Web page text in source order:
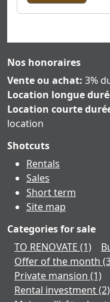
Nos honoraires
Vente ou achat: 3%
Location longue
Location courte
location
Shotcuts
Rentals
Sales
Short term
Site map
Categories for sale
TO RENOVATE (1)
Offer of the month
Private mansion (1)
Rental investment(2)